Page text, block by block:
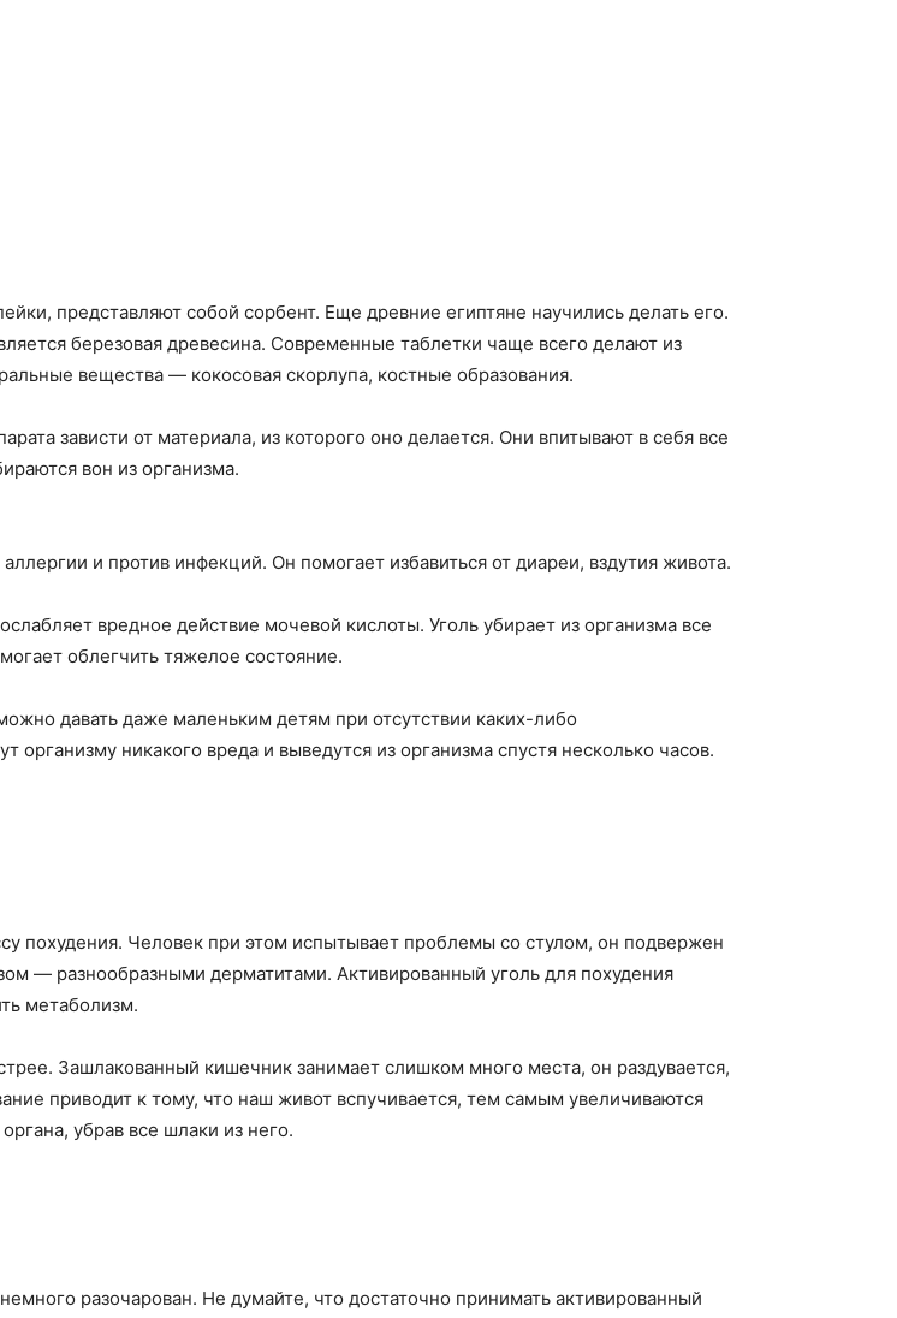
представляют собой сорбент. Еще древние египтяне научились делать его.
березовая древесина. Современные таблетки чаще всего делают из
вещества — кокосовая скорлупа, костные образования.
зависти от материала, из которого оно делается. Они впитывают в себя все
вон из организма.
и против инфекций. Он помогает избавиться от диареи, вздутия живота.
вредное действие мочевой кислоты. Уголь убирает из организма все
облегчить тяжелое состояние.
давать даже маленьким детям при отсутствии каких-либо
никакого вреда и выведутся из организма спустя несколько часов.
похудения. Человек при этом испытывает проблемы со стулом, он подвержен
— разнообразными дерматитами. Активированный уголь для похудения
метаболизм.
Зашлакованный кишечник занимает слишком много места, он раздувается,
приводит к тому, что наш живот вспучивается, тем самым увеличиваются
убрав все шлаки из него.
разочарован. Не думайте, что достаточно принимать активированный